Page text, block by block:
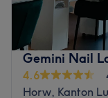
neuen
Wunschtermin
Treatwell und
Im Salon, der
Gemini Nail
4.6
Horw, Kanton